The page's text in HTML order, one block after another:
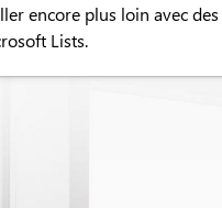
encore plus loin avec
Lists.